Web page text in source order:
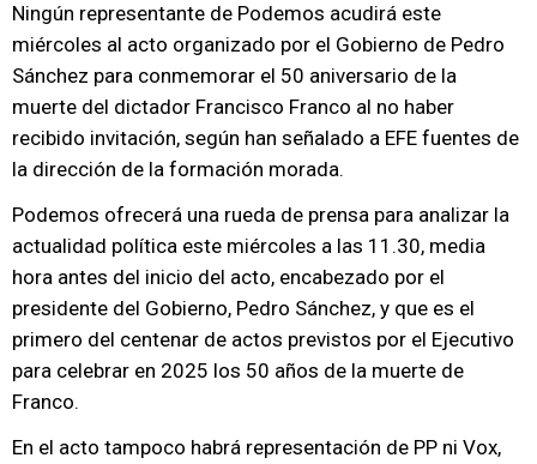
Ningún representante de Podemos acudirá este
miércoles al acto organizado por el Gobierno de Pedro
Sánchez para conmemorar el 50 aniversario de la
muerte del dictador Francisco Franco al no haber
recibido invitación, según han señalado a EFE fuentes de
la dirección de la formación morada.
Podemos ofrecerá una rueda de prensa para analizar la
actualidad política este miércoles a las 11.30, media
hora antes del inicio del acto, encabezado por el
presidente del Gobierno, Pedro Sánchez, y que es el
primero del centenar de actos previstos por el Ejecutivo
para celebrar en 2025 los 50 años de la muerte de
Franco.
En el acto tampoco habrá representación de PP ni Vox,